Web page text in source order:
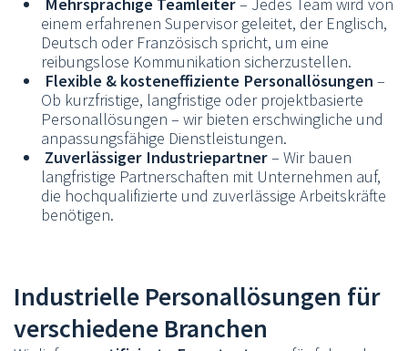
einem erfahrenen Supervisor geleitet, der Englisch,
Deutsch oder Französisch spricht, um eine
reibungslose Kommunikation sicherzustellen.
Flexible & kosteneffiziente Personallösungen –
Ob kurzfristige, langfristige oder projektbasierte
Personallösungen – wir bieten erschwingliche und
anpassungsfähige Dienstleistungen.
Zuverlässiger Industriepartner– Wir bauen
langfristige Partnerschaften mit Unternehmen auf,
die hochqualifizierte und zuverlässige Arbeitskräfte
benötigen.
Industrielle Personallösungen für
verschiedene Branchen